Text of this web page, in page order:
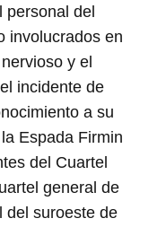
personal del
involucrados en
y el
incidente de
a su
Espada Firmin
del Cuartel
general de
del suroeste de